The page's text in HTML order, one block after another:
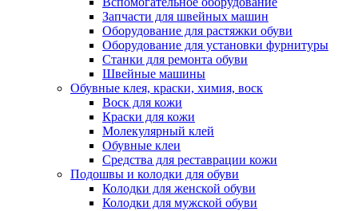
Запчасти для швейных машин
Оборудование для растяжки обуви
Оборудование для установки фурнитуры
Станки для ремонта обуви
Швейные машины
Обувные клея, краски, химия, воск
Воск для кожи
Краски для кожи
Молекулярный клей
Обувные клеи
Средства для реставрации кожи
Подошвы и колодки для обуви
Колодки для женской обуви
Колодки для мужской обуви